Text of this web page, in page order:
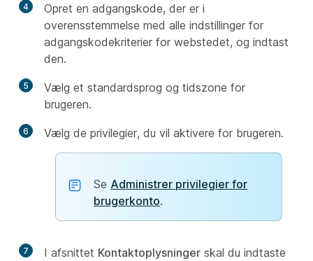
4
Opret en adgangskode, der er i
overensstemmelse med alle indstillinger for
adgangskodekriterier for webstedet, og indtast
den.
5
Vælg et standardsprog og tidszone for
brugeren.
6 Vælg de privilegier, du vil aktivere for brugeren.
Se Administrer privilegier for
brugerkonto.
7 I afsnittet Kontaktoplysninger skal du indtaste